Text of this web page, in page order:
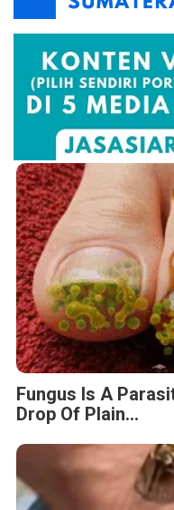
Fungus Is A
Drop Of Plain...